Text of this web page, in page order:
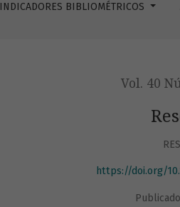
INDICADORES BIBLIOMÉTRICOS
Vol. 40
https://doi.org/